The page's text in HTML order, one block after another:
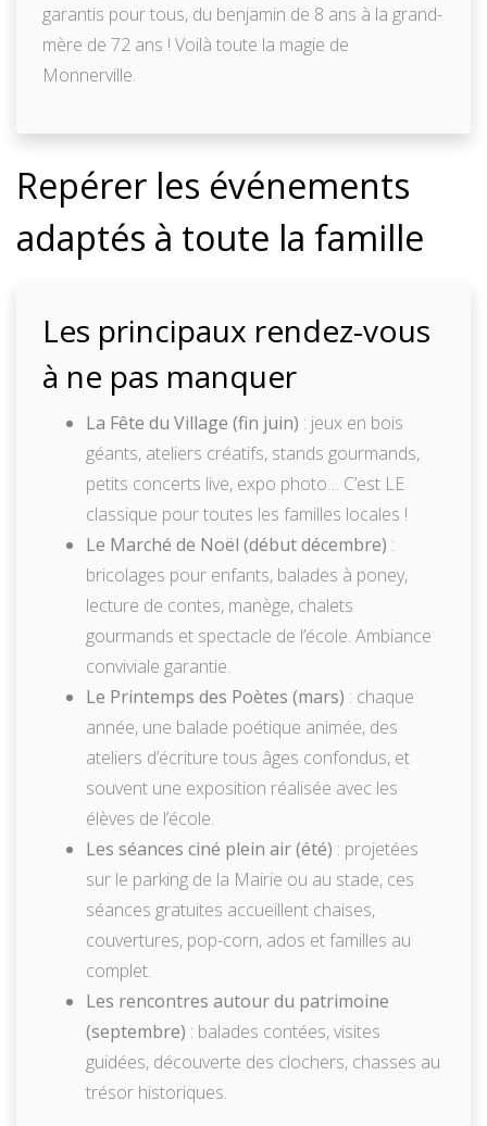
garantis pour tous, du benjamin de 8 ans à la grand-
mère de 72 ans ! Voilà toute la magie de
Monnerville.
Repérer les événements
adaptés à toute la famille
Les principaux rendez-vous
à ne pas manquer
La Fête du Village (fin juin) : jeux en bois
géants, ateliers créatifs, stands gourmands,
petits concerts live, expo photo… C’est LE
classique pour toutes les familles locales !
Le Marché de Noël (début décembre) :
bricolages pour enfants, balades à poney,
lecture de contes, manège, chalets
gourmands et spectacle de l’école. Ambiance
conviviale garantie.
Le Printemps des Poètes (mars) : chaque
année, une balade poétique animée, des
ateliers d’écriture tous âges confondus, et
souvent une exposition réalisée avec les
élèves de l’école.
Les séances ciné plein air (été) : projetées
sur le parking de la Mairie ou au stade, ces
séances gratuites accueillent chaises,
couvertures, pop-corn, ados et familles au
complet.
Les rencontres autour du patrimoine
(septembre) : balades contées, visites
guidées, découverte des clochers, chasses au
trésor historiques.